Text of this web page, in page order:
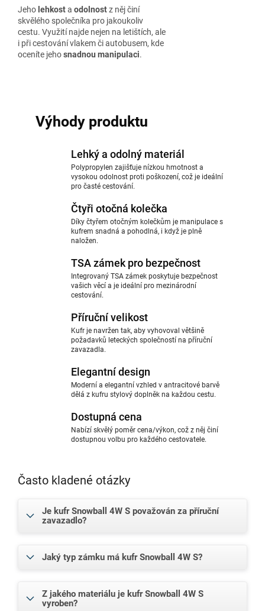
Jeho lehkosta odolnostz něj činí
skvělého společníka pro jakoukoliv
cestu. Využití najde nejen na letištích, ale
i při cestování vlakem či autobusem, kde
oceníte jehosnadnou manipulaci.
Výhody produktu
Lehký a odolný materiál
Polypropylen zajišťuje nízkou hmotnost a
vysokou odolnost proti poškození, což je ideální
pro časté cestování.
Čtyři otočná kolečka
Díky čtyřem otočným kolečkům je manipulace s
kufrem snadná a pohodlná, i když je plně
naložen.
TSA zámek pro bezpečnost
Integrovaný TSA zámek poskytuje bezpečnost
vašich věcí a je ideální pro mezinárodní
cestování.
Příruční velikost
Kufr je navržen tak, aby vyhovoval většině
požadavků leteckých společností na příruční
zavazadla.
Elegantní design
Moderní a elegantní vzhled v antracitové barvě
dělá z kufru stylový doplněk na každou cestu.
Dostupná cena
Nabízí skvělý poměr cena/výkon, což z něj činí
dostupnou volbu pro každého cestovatele.
Často kladené otázky
Je kufr Snowball 4W S považován za příruční
zavazadlo?
Jaký typ zámku má kufr Snowball 4W S?
Z jakého materiálu je kufr Snowball 4W S
vyroben?